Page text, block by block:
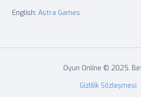
English: Astra Games
Oyun Online © 2025.
Gizlilik Sözleşmesi